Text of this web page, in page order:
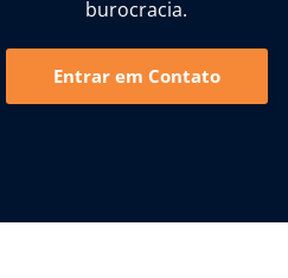
burocracia.
Entrar em Contato